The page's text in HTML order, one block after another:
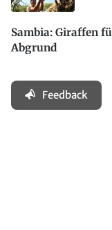
Sambia: Giraffen
Abgrund
Feedback